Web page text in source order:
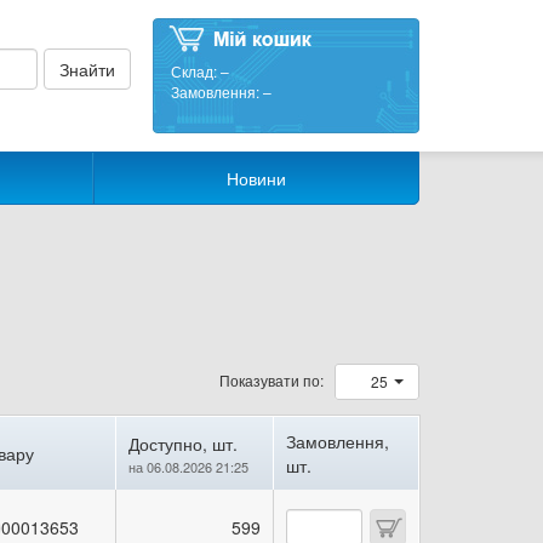
Склад:–
Замовлення:–
Новини
Показувати по: 25
Доступно, шт.
на 06.08.2026 21:25
Замовлення,
шт.
599